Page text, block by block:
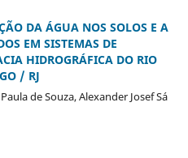
DA ÁGUA NOS SOLOS E A
EM SISTEMAS DE
HIDROGRÁFICA DO RIO
/ RJ
de Souza, Alexander Josef Sá